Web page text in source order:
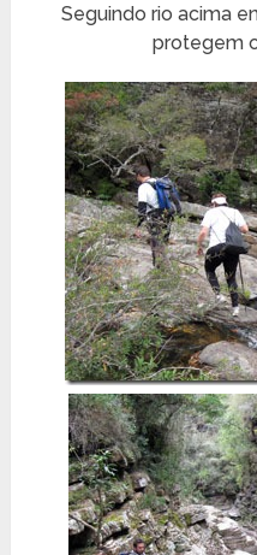
Seguindo rio acima
protegem